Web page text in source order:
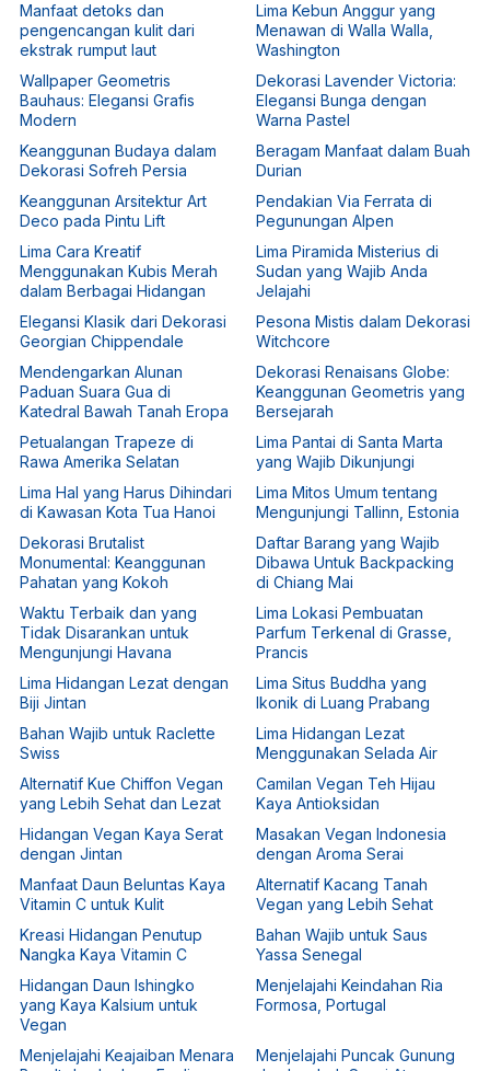
Manfaat detoks dan
pengencangan kulit dari
ekstrak rumput laut
Lima Kebun Anggur yang
Menawan di Walla Walla,
Washington
Wallpaper Geometris
Bauhaus: Elegansi Grafis
Modern
Dekorasi Lavender Victoria:
Elegansi Bunga dengan
Warna Pastel
Keanggunan Budaya dalam
Dekorasi Sofreh Persia
Beragam Manfaat dalam Buah
Durian
Keanggunan Arsitektur Art
Deco pada Pintu Lift
Pendakian Via Ferrata di
Pegunungan Alpen
Lima Cara Kreatif
Menggunakan Kubis Merah
dalam Berbagai Hidangan
Lima Piramida Misterius di
Sudan yang Wajib Anda
Jelajahi
Elegansi Klasik dari Dekorasi
Georgian Chippendale
Pesona Mistis dalam Dekorasi
Witchcore
Mendengarkan Alunan
Paduan Suara Gua di
Katedral Bawah Tanah Eropa
Dekorasi Renaisans Globe:
Keanggunan Geometris yang
Bersejarah
Petualangan Trapeze di
Rawa Amerika Selatan
Lima Pantai di Santa Marta
yang Wajib Dikunjungi
Lima Hal yang Harus Dihindari
di Kawasan Kota Tua Hanoi
Lima Mitos Umum tentang
Mengunjungi Tallinn, Estonia
Dekorasi Brutalist
Monumental: Keanggunan
Pahatan yang Kokoh
Daftar Barang yang Wajib
Dibawa Untuk Backpacking
di Chiang Mai
Waktu Terbaik dan yang
Tidak Disarankan untuk
Mengunjungi Havana
Lima Lokasi Pembuatan
Parfum Terkenal di Grasse,
Prancis
Lima Hidangan Lezat dengan
Biji Jintan
Lima Situs Buddha yang
Ikonik di Luang Prabang
Bahan Wajib untuk Raclette
Swiss
Lima Hidangan Lezat
Menggunakan Selada Air
Alternatif Kue Chiffon Vegan
yang Lebih Sehat dan Lezat
Camilan Vegan Teh Hijau
Kaya Antioksidan
Hidangan Vegan Kaya Serat
dengan Jintan
Masakan Vegan Indonesia
dengan Aroma Serai
Manfaat Daun Beluntas Kaya
Vitamin C untuk Kulit
Alternatif Kacang Tanah
Vegan yang Lebih Sehat
Kreasi Hidangan Penutup
Nangka Kaya Vitamin C
Bahan Wajib untuk Saus
Yassa Senegal
Hidangan Daun Ishingko
yang Kaya Kalsium untuk
Vegan
Menjelajahi Keindahan Ria
Formosa, Portugal
Menjelajahi Keajaiban Menara
Menjelajahi Puncak Gunung